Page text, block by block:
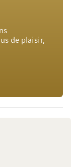
de plaisir,